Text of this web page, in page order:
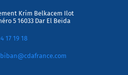
Krim Belkacem Ilot
5 16033 Dar El Beïda
17 19 18